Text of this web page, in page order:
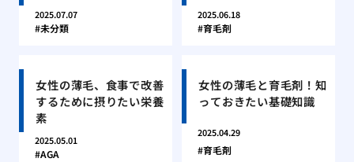
2025.07.07
未分類
2025.06.18
育毛剤
女性の薄毛、食事で改善
するために摂りたい栄養
素
2025.05.01
AGA
女性の薄毛と育毛剤！知
っておきたい基礎知識
2025.04.29
育毛剤